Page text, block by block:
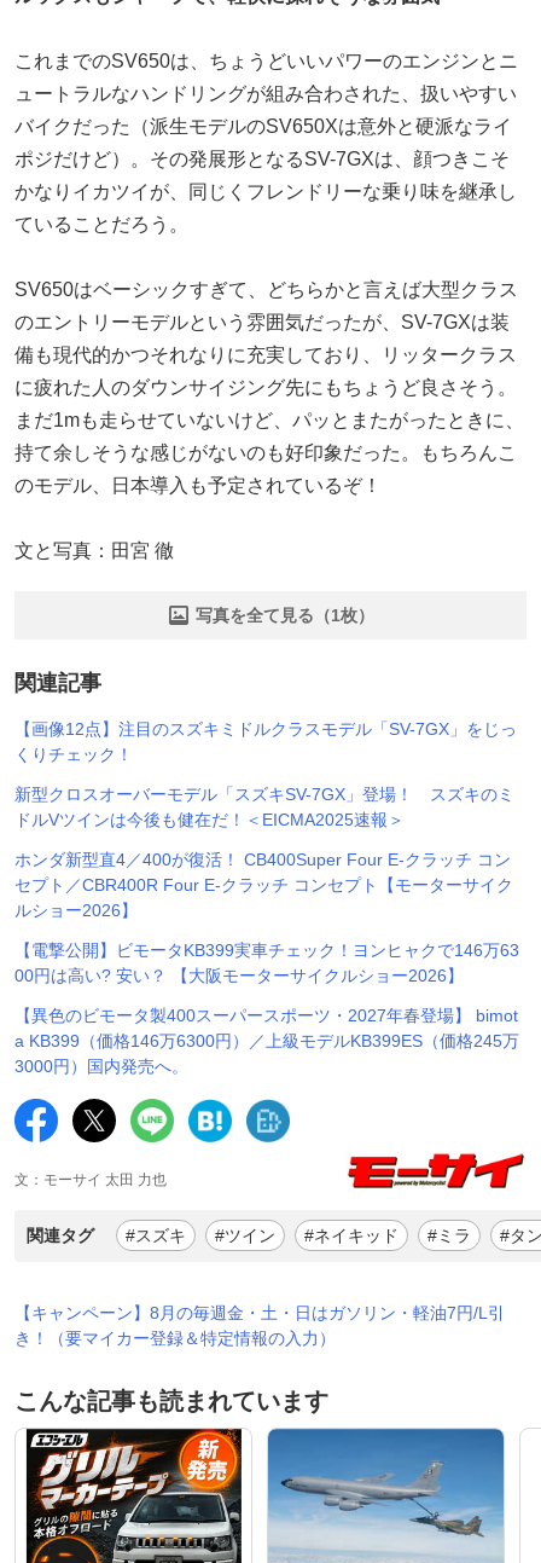
これまでのSV650は、ちょうどいいパワーのエンジンとニ
ュートラルなハンドリングが組み合わされた、扱いやすい
バイクだった（派生モデルのSV650Xは意外と硬派なライ
ポジだけど）。その発展形となるSV-7GXは、顔つきこそ
かなりイカツイが、同じくフレンドリーな乗り味を継承し
ていることだろう。
SV650はベーシックすぎて、どちらかと言えば大型クラス
のエントリーモデルという雰囲気だったが、SV-7GXは装
備も現代的かつそれなりに充実しており、リッタークラス
に疲れた人のダウンサイジング先にもちょうど良さそう。
まだ1mも走らせていないけど、パッとまたがったときに、
持て余しそうな感じがないのも好印象だった。もちろんこ
のモデル、日本導入も予定されているぞ！
文と写真：田宮 徹
写真を全て見る（1枚）
関連記事
【画像12点】注目のスズキミドルクラスモデル「SV-7GX」をじっ
くりチェック！
新型クロスオーバーモデル「スズキSV-7GX」登場！ スズキのミ
ドルVツインは今後も健在だ！＜EICMA2025速報＞
ホンダ新型直4／400が復活！ CB400Super Four E-クラッチ コン
セプト／CBR400R Four E-クラッチ コンセプト【モーターサイク
ルショー2026】
【電撃公開】ビモータKB399実車チェック！ヨンヒャクで146万63
00円は高い? 安い？ 【大阪モーターサイクルショー2026】
【異色のビモータ製400スーパースポーツ・2027年春登場】 bimot
a KB399（価格146万6300円）／上級モデルKB399ES（価格245万
3000円）国内発売へ。
文：モーサイ 太田 力也
関連タグ #スズキ #ツイン #ネイキッド #ミラ #タ
【キャンペーン】8月の毎週金・土・日はガソリン・軽油7円/L引
き！（要マイカー登録＆特定情報の入力）
こんな記事も読まれています